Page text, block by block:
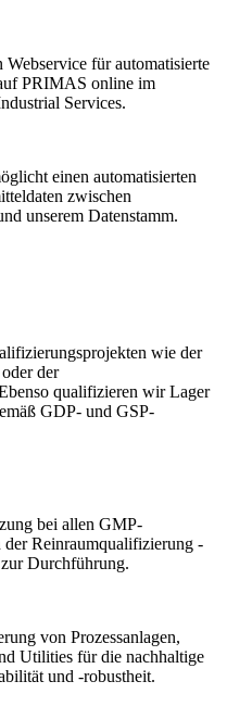
für automatisierte
PRIMAS online im
Services.
einen automatisierten
zwischen
unserem Datenstamm.
wie der
der
qualifizieren wir Lager
GDP- und GSP-
bei allen GMP-
Reinraumqualifizierung -
Durchführung.
von Prozessanlagen,
Utilities für die nachhaltige
und -robustheit.